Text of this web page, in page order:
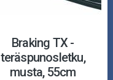
Braking TX -
teräspunosletku,
musta, 55cm